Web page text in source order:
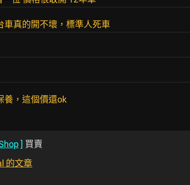
車真的開不壞，標準人死車
養，這個價還ok
] 買賣
的文章